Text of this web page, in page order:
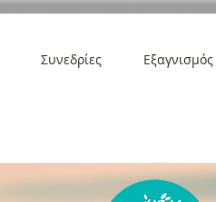
Συνεδρίες Εξαγνισμός